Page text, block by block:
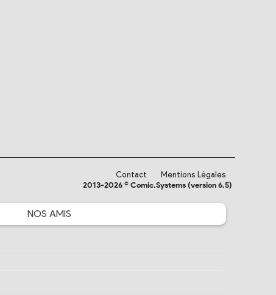
Contact
Mentions Légales
2013-2026 © Comic.Systems (version 6.5)
NOS AMIS